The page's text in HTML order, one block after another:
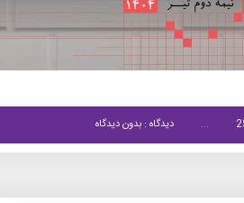
دیدگاه : بدون دیدگاه